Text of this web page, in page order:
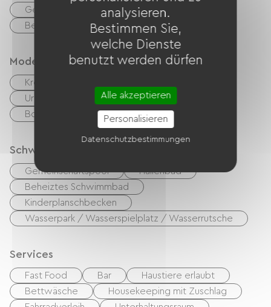
Geeigneter Parkplatz
Behindertengerechte Toiletten
Modes de paiement
Kreditkarte
Urlaubsgutscheine (ANCV)
Transfer
Bons CAF
Mandat International
Schwimmbad
Gemeinschaftspool
Hallenbad
Beheiztes Schwimmbad
Kinderplanschbecken
Wasserpark / Wasserspielplatz / Wasserrutsche
Services
Fast Food Bar
Haustiere erlaubt
Bettwäsche
Housekeeping mit Zuschlag
analysieren.
Bestimmen Sie,
welche Dienste
benutzt werden dürfen
Alle akzeptieren
Personalisieren
Datenschutzbestimmungen